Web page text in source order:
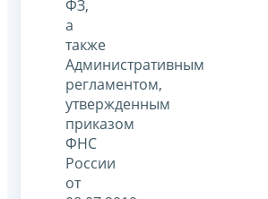
ФЗ,
а
также
Административным
регламентом,
утвержденным
приказом
ФНС
России
от